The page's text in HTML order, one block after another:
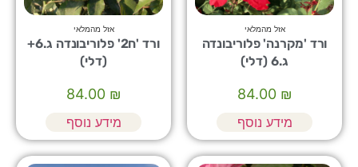
אזל מהמלאי
ורד 'מקרנה' פלוריבונדה
ג.6 (דלי)
₪
84.00
מידע נוסף
אזל מהמלאי
ורד 'ח2' פלוריבונדה ג.6+
(דלי)
₪
84.00
מידע נוסף